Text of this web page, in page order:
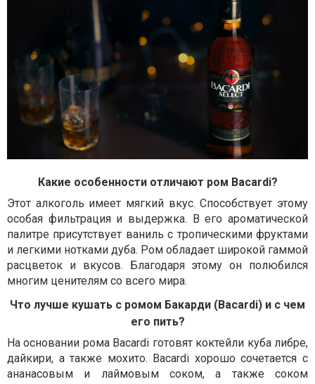
Какие особенности отличают ром Bacardi?
Этот алкоголь имеет мягкий вкус. Способствует этому
особая фильтрация и выдержка. В его ароматической
палитре присутствует ваниль с тропическими фруктами
и легкими нотками дуба. Ром обладает широкой гаммой
расцветок и вкусов. Благодаря этому он полюбился
многим ценителям со всего мира.
Что лучше кушать с ромом Бакарди (Bacardi) и с чем
его пить?
На основании рома Bacardi готовят коктейли куба либре,
дайкири, а также мохито. Bacardi хорошо сочетается с
ананасовым и лаймовым соком, а также соком